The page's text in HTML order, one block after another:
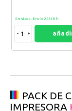
En stock. Envío 24/48 h
- +
PACK DE
IMPRESORA